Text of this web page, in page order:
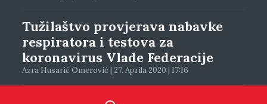
Tužilaštvo provjerava nabavke
respiratora i testova za
koronavirus Vlade Federacije
Azra Husarić Omerović | 27. Aprila 2020 | 17:16